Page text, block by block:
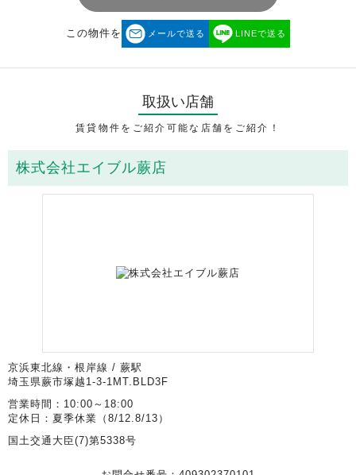
この物件を メールで送る LINEで送る
取扱い店舗
賃貸物件をご紹介可能な店舗をご紹介！
株式会社エイブル蕨店
京浜東北線・根岸線 / 蕨駅
埼玉県蕨市塚越1-3-1MT.BLD3F
営業時間：10:00～18:00
定休日：夏季休業（8/12.8/13）
国土交通大臣(7)第5338号